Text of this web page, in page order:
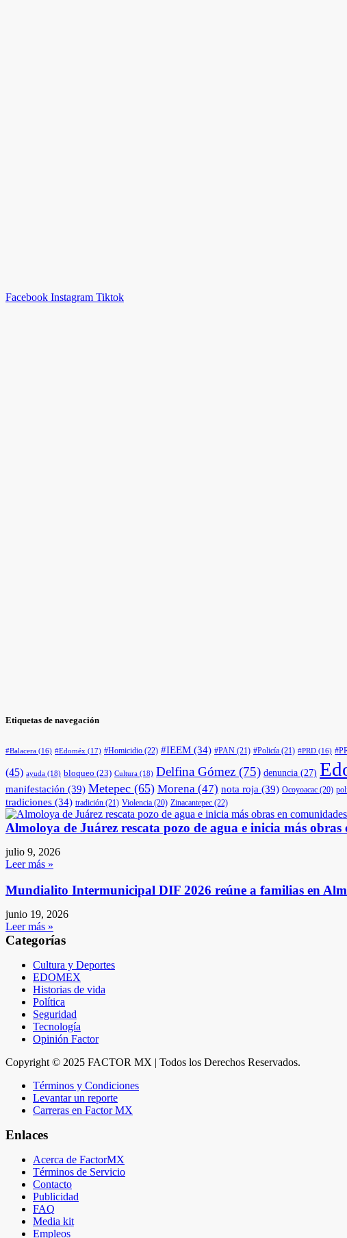
Facebook Instagram Tiktok
Etiquetas de navegación
#Balacera (16) #Edoméx (17) #Homicidio (22) #IEEM (34) #PAN (21) #Policía (21) #PRD (16)
(45) ayuda (18) bloqueo (23) Cultura (18) Delfina Gómez (75) denuncia (27)
manifestación (39) Metepec (65) Morena (47) nota roja (39) Ocoyoacac (20)
tradiciones (34) tradición (21) Violencia (20) Zinacantepec (22)
Almoloya de Juárez rescata pozo de agua e inicia más obras
julio 9, 2026
Leer más »
Mundialito Intermunicipal DIF 2026 reúne a familias en
junio 19, 2026
Leer más »
Categorías
Cultura y Deportes
EDOMEX
Historias de vida
Política
Seguridad
Tecnología
Opinión Factor
Copyright © 2025 FACTOR MX | Todos los Derechos Reservados.
Términos y Condiciones
Levantar un reporte
Carreras en Factor MX
Enlaces
Acerca de FactorMX
Términos de Servicio
Contacto
Publicidad
FAQ
Media kit
Empleos